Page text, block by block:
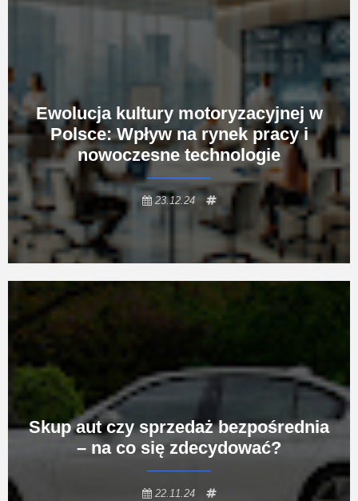
Ewolucja kultury motoryzacyjnej w
Polsce: Wpływ na rynek pracy i
nowoczesne technologie
23.12.24
Skup aut czy sprzedaż bezpośrednia
– na co się zdecydować?
22.11.24